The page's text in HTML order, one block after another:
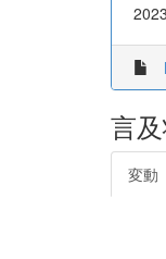
言
変動